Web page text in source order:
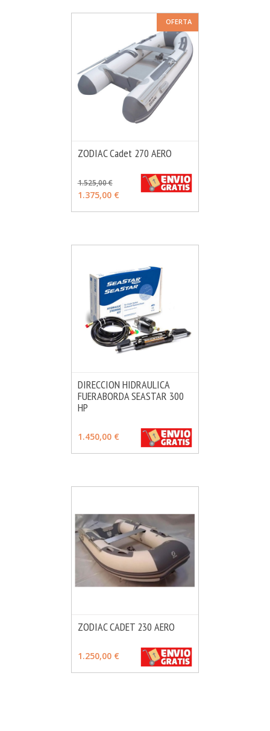
OFERTA
ZODIAC Cadet 270 AERO
1.525,00 €
1.375,00 €
VER OPCIONES MÁS INFO
DIRECCION HIDRAULICA
FUERABORDA SEASTAR 300
HP
1.450,00 €
ZODIAC CADET 230 AERO
1.250,00 €